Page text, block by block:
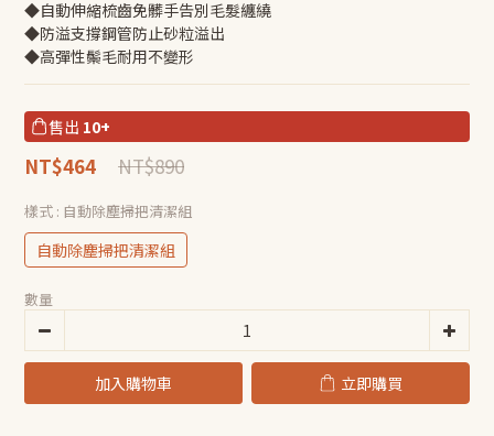
◆自動伸縮梳齒免髒手告別毛髮纏繞
◆防溢支撐鋼管防止砂粒溢出
◆高彈性鬃毛耐用不變形
售出 10+
NT$890
NT$464
樣式 : 自動除塵掃把清潔組
自動除塵掃把清潔組
數量
加入購物車 立即購買